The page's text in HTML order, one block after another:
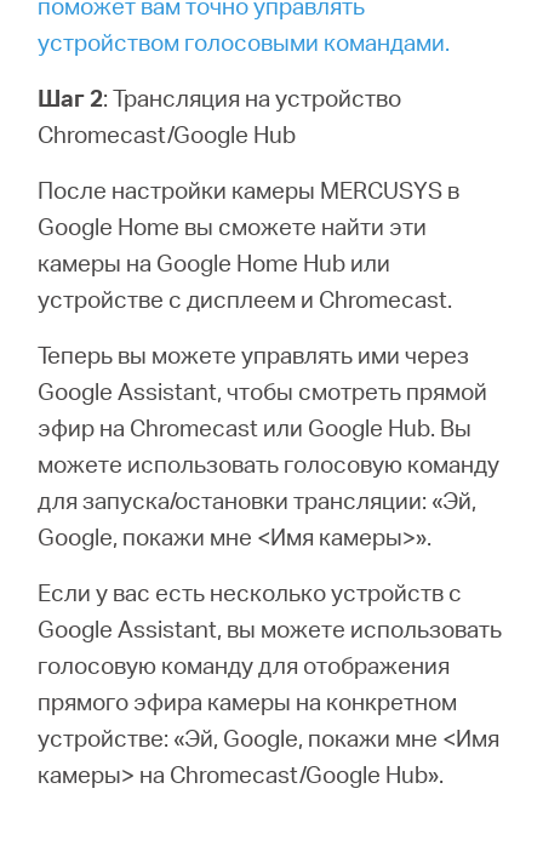
устройством голосовыми командами.
Шаг 2: Трансляция на устройство
Chromecast/Google Hub
После настройки камеры MERCUSYS в
Google Home вы сможете найти эти
камеры на Google Home Hub или
устройстве с дисплеем и Chromecast.
Теперь вы можете управлять ими через
Google Assistant, чтобы смотреть прямой
эфир на Chromecast или Google Hub. Вы
можете использовать голосовую команду
для запуска/остановки трансляции: «Эй,
Google, покажи мне <Имя камеры>».
Если у вас есть несколько устройств с
Google Assistant, вы можете использовать
голосовую команду для отображения
прямого эфира камеры на конкретном
устройстве: «Эй, Google, покажи мне <Имя
камеры> на Chromecast/Google Hub».